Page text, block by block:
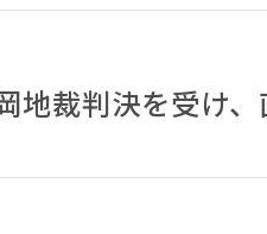
地裁判決を受け